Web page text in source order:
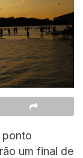
ponto
um final de